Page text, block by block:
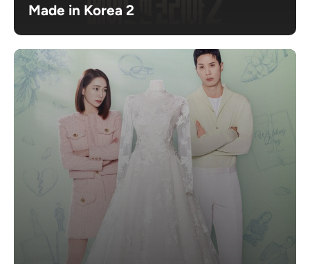
Made in Korea 2